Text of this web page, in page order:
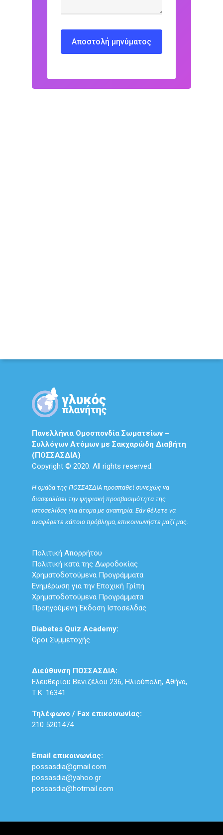
Πανελλήνια Ομοσπονδία Σωματείων –
Συλλόγων Ατόμων με Σακχαρώδη Διαβήτη
(ΠΟΣΣΑΣΔΙΑ)
Copyright © 2020. All rights reserved.
Η ομάδα της ΠΟΣΣΑΣΔΙΑ προσπαθεί συνεχώς να
διασφαλίσει την ψηφιακή προσβασιμότητα της
ιστοσελίδας για άτομα με αναπηρία. Εάν θέλετε να
αναφέρετε κάποιο πρόβλημα, επικοινωνήστε μαζί μας.
Πολιτική Απορρήτου
Πολιτική κατά της Δωροδοκίας
Χρηματοδοτούμενα Προγράμματα
Ενημέρωση για την Εποχική Γρίπη
Χρηματοδοτούμενα Προγράμματα
Προηγούμενη Έκδοση Ιστοσελδας
Diabetes Quiz Academy:
Όροι Συμμετοχής
Διεύθυνση ΠΟΣΣΑΣΔΙΑ:
Ελευθερίου Βενιζέλου 236, Ηλιούπολη, Αθήνα,
Τ.Κ. 16341
Τηλέφωνο / Fax επικοινωνίας:
210 5201474
Email επικοινωνίας:
possasdia@gmail.com
possasdia@yahoo.gr
possasdia@hotmail.com